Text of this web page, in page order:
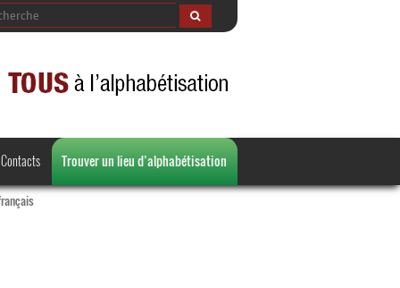
Contacts Trouver un lieu d’alphabétisation